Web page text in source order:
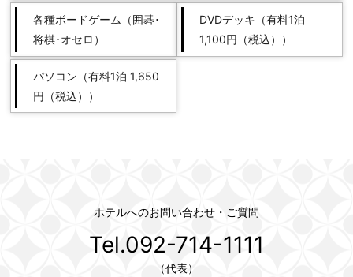
各種ボードゲーム（囲碁･
将棋･オセロ）
DVDデッキ（有料1泊
1,100円（税込））
パソコン（有料1泊 1,650
円（税込））
ホテルへのお問い合わせ・ご質問
Tel.092-714-1111
（代表）